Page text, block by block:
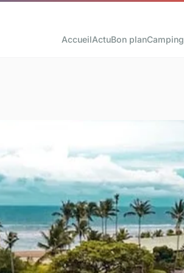
AccueilActuBon planCamping